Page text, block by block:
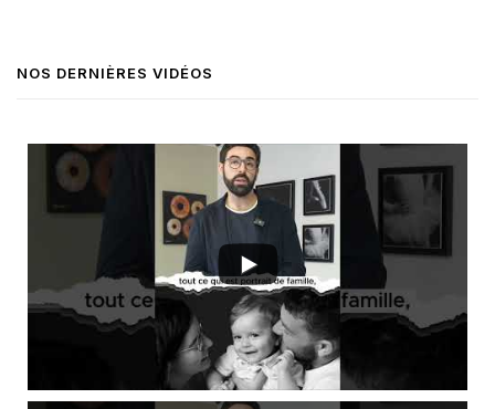
NOS DERNIÈRES VIDÉOS